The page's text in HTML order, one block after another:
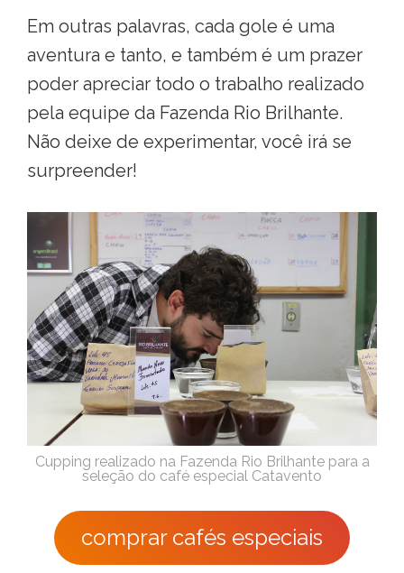
Em outras palavras, cada gole é uma
aventura e tanto, e também é um prazer
poder apreciar todo o trabalho realizado
pela equipe da Fazenda Rio Brilhante.
Não deixe de experimentar, você irá se
surpreender!
Cupping realizado na Fazenda Rio Brilhante para a
seleção do café especial Catavento
comprar cafés especiais